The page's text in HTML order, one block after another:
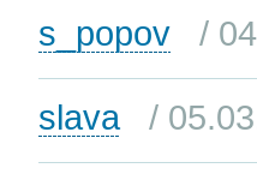
s_popov /
slava /